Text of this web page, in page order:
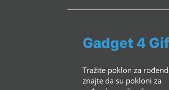
Gadget 4
Tražite poklon za
znajte da su pokloni za